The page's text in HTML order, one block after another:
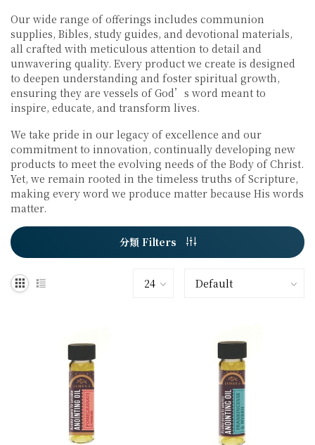
Our wide range of offerings includes communion
supplies, Bibles, study guides, and devotional materials,
all crafted with meticulous attention to detail and
unwavering quality. Every product we create is designed
to deepen understanding and foster spiritual growth,
ensuring they are vessels of God’s word meant to
inspire, educate, and transform lives.
We take pride in our legacy of excellence and our
commitment to innovation, continually developing new
products to meet the evolving needs of the Body of Christ.
Yet, we remain rooted in the timeless truths of Scripture,
making every word we produce matter because His words
matter.
分類 Filters